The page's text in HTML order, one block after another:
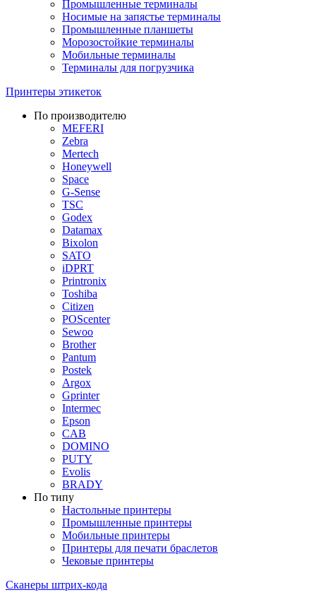
Промышленные терминалы
Носимые на запястье терминалы
Промышленные планшеты
Морозостойкие терминалы
Мобильные терминалы
Терминалы для погрузчика
Принтеры этикеток
По производителю
MEFERI
Zebra
Mertech
Honeywell
Space
G-Sense
TSC
Godex
Datamax
Bixolon
SATO
iDPRT
Printronix
Toshiba
Citizen
POScenter
Sewoo
Brother
Pantum
Postek
Argox
Gprinter
Intermec
Epson
CAB
DOMINO
PUTY
Evolis
BRADY
По типу
Настольные принтеры
Промышленные принтеры
Мобильные принтеры
Принтеры для печати браслетов
Чековые принтеры
Сканеры штрих-кода